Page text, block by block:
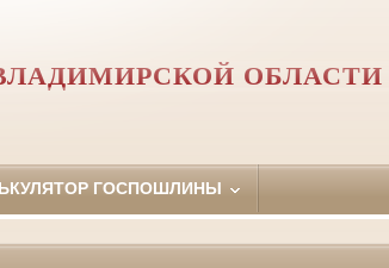
ОБЛАСТИ
ГОСПОШЛИНЫ